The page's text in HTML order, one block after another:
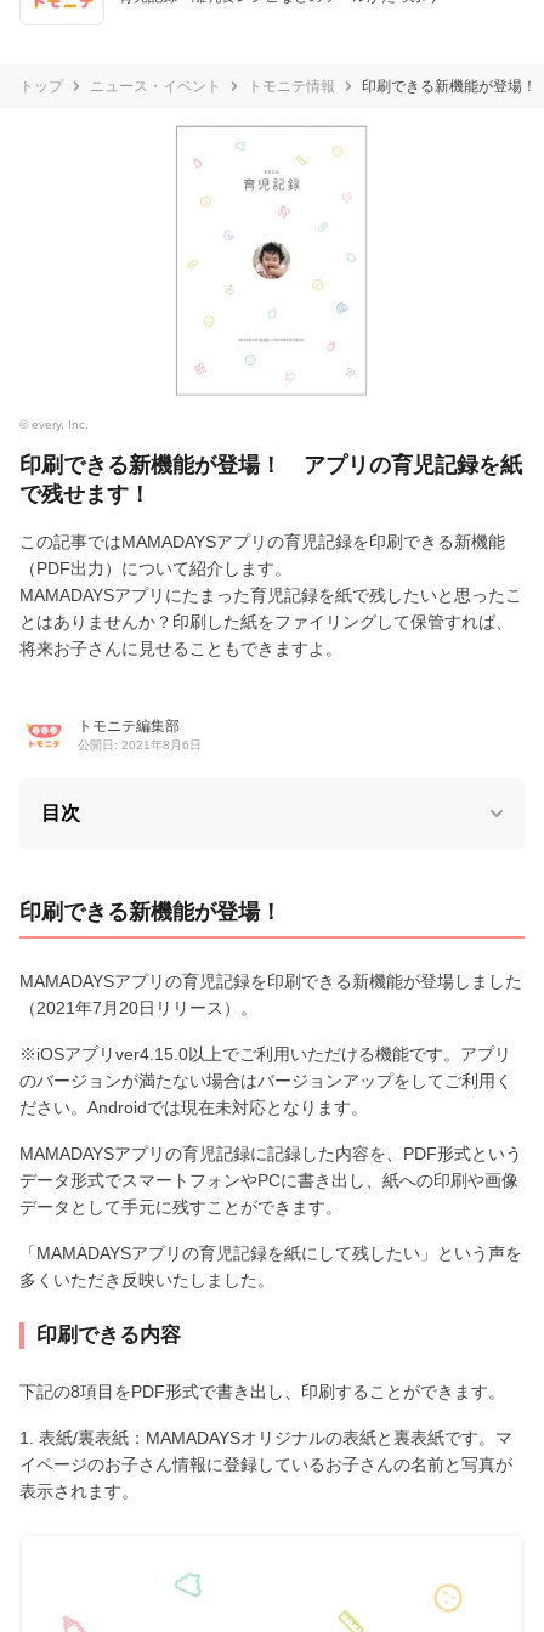
トップ ニュース・イベント トモニテ情報 印刷できる新機能が登場
© every, Inc.
印刷できる新機能が登場！ アプリの育児記録を紙
で残せます！
この記事ではMAMADAYSアプリの育児記録を印刷できる新機能
（PDF出力）について紹介します。
MAMADAYSアプリにたまった育児記録を紙で残したいと思ったこ
とはありませんか？印刷した紙をファイリングして保管すれば、
将来お子さんに見せることもできますよ。
トモニテ編集部
公開日: 2021年8月6日
目次
印刷できる新機能が登場！
MAMADAYSアプリの育児記録を印刷できる新機能が登場しました
（2021年7月20日リリース）。
※iOSアプリver4.15.0以上でご利用いただける機能です。アプリ
のバージョンが満たない場合はバージョンアップをしてご利用く
ださい。Androidでは現在未対応となります。
MAMADAYSアプリの育児記録に記録した内容を、PDF形式という
データ形式でスマートフォンやPCに書き出し、紙への印刷や画像
データとして手元に残すことができます。
「MAMADAYSアプリの育児記録を紙にして残したい」という声を
多くいただき反映いたしました。
印刷できる内容
下記の8項目をPDF形式で書き出し、印刷することができます。
1. 表紙/裏表紙：MAMADAYSオリジナルの表紙と裏表紙です。マ
イページのお子さん情報に登録しているお子さんの名前と写真が
表示されます。